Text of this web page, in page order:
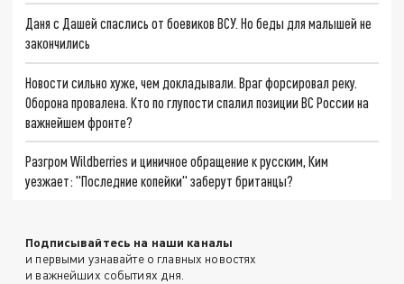
Даня с Дашей спаслись от боевиков ВСУ. Но беды для малышей не
закончились
Новости сильно хуже, чем докладывали. Враг форсировал реку.
Оборона провалена. Кто по глупости спалил позиции ВС России на
важнейшем фронте?
Разгром Wildberries и циничное обращение к русским, Ким
уезжает: "Последние копейки" заберут британцы?
Подписывайтесь на наши каналы
и первыми узнавайте о главных новостях
и важнейших событиях дня.